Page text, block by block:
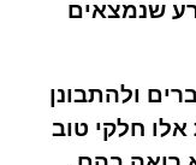
שנמצאים
ולהתבונן
חלקי טוב